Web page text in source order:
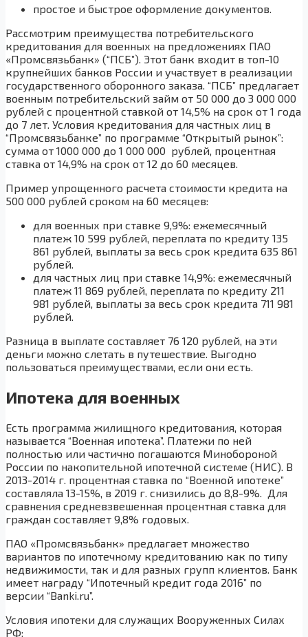
простое и быстрое оформление документов.
Рассмотрим преимущества потребительского
кредитования для военных на предложениях ПАО
«Промсвязьбанк» (“ПСБ”). Этот банк входит в топ-10
крупнейших банков России и участвует в реализации
государственного оборонного заказа. “ПСБ” предлагает
военным потребительский займ от 50 000 до 3 000 000
рублей с процентной ставкой от 14,5% на срок от 1 года
до 7 лет. Условия кредитования для частных лиц в
“Промсвязьбанке” по программе “Открытый рынок”:
сумма от 1000 000 до 1 000 000 рублей, процентная
ставка от 14,9% на срок от 12 до 60 месяцев.
Пример упрощенного расчета стоимости кредита на
500 000 рублей сроком на 60 месяцев:
для военных при ставке 9,9%: ежемесячный
платеж 10 599 рублей, переплата по кредиту 135
861 рублей, выплаты за весь срок кредита 635 861
рублей.
для частных лиц при ставке 14,9%: ежемесячный
платеж 11 869 рублей, переплата по кредиту 211
981 рублей, выплаты за весь срок кредита 711 981
рублей.
Разница в выплате составляет 76 120 рублей, на эти
деньги можно слетать в путешествие. Выгодно
пользоваться преимуществами, если они есть.
Ипотека для военных
Есть программа жилищного кредитования, которая
называется “Военная ипотека”. Платежи по ней
полностью или частично погашаются Минобороной
России по накопительной ипотечной системе (НИС). В
2013-2014 г. процентная ставка по “Военной ипотеке”
составляла 13-15%, в 2019 г. снизились до 8,8-9%. Для
сравнения средневзвешенная процентная ставка для
граждан составляет 9,8% годовых.
ПАО «Промсвязьбанк» предлагает множество
вариантов по ипотечному кредитованию как по типу
недвижимости, так и для разных групп клиентов. Банк
имеет награду “Ипотечный кредит года 2016” по
версии “Banki.ru”.
Условия ипотеки для служащих Вооруженных Силах
РФ: